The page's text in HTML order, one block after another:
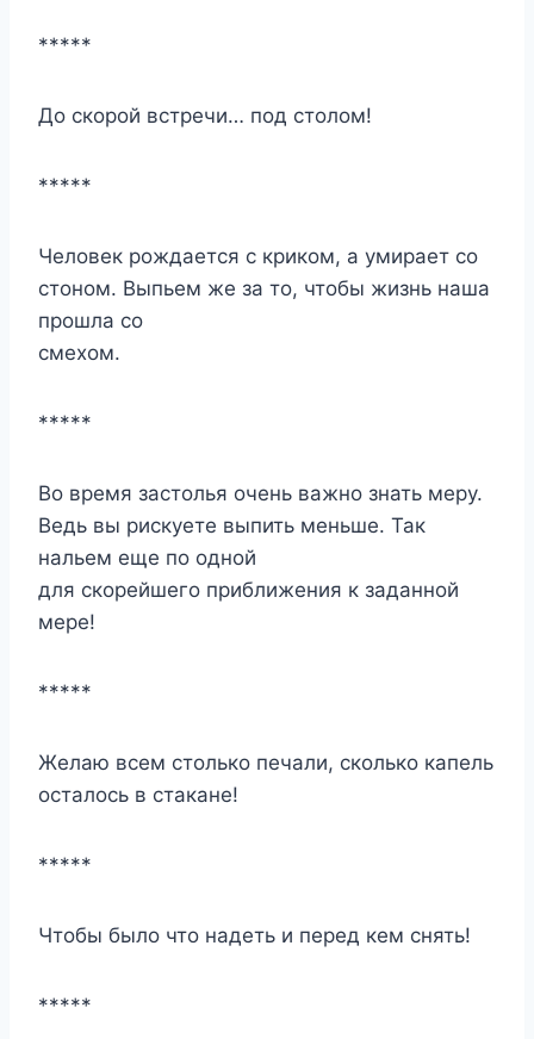
*****
До скорой встречи… под столом!
*****
Человек рождается с криком, а умирает со
стоном. Выпьем же за то, чтобы жизнь наша
прошла со
смехом.
*****
Во время застолья очень важно знать меру.
Ведь вы рискуете выпить меньше. Так
нальем еще по одной
для скорейшего приближения к заданной
мере!
*****
Желаю всем столько печали, сколько капель
осталось в стакане!
*****
Чтобы было что надеть и перед кем снять!
*****